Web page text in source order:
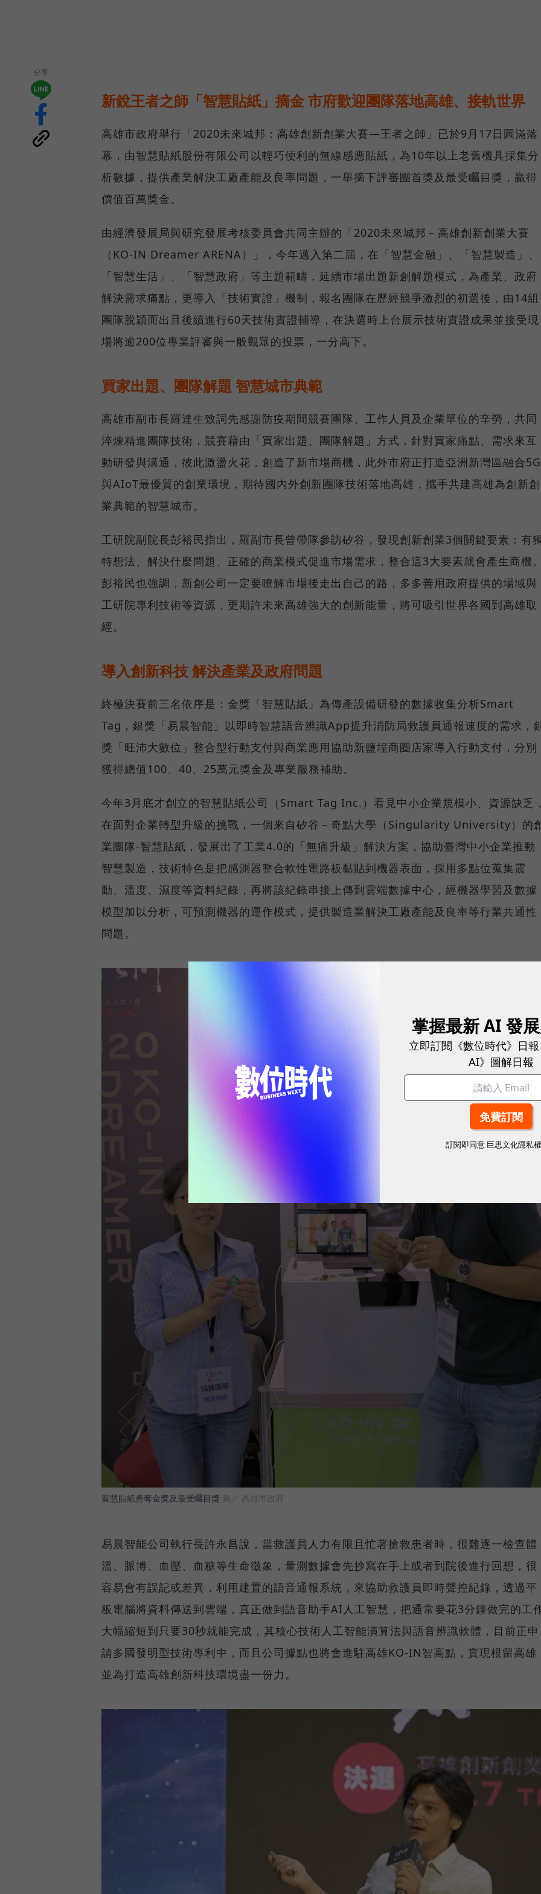
分享
新銳王者之師「智慧貼紙」摘金 市府歡迎團隊落地高雄、接軌世界
高雄市政府舉行「2020未來城邦：高雄創新創業大賽—王者之師」已於9月17日圓滿落
幕，由智慧貼紙股份有限公司以輕巧便利的無線感應貼紙，為10年以上老舊機具採集分
析數據，提供產業解決工廠產能及良率問題，一舉摘下評審團首獎及最受矚目獎，贏得
價值百萬獎金。
由經濟發展局與研究發展考核委員會共同主辦的「2020未來城邦－高雄創新創業大賽
（KO-IN Dreamer ARENA）」，今年邁入第二屆，在「智慧金融」、「智慧製造」、
「智慧生活」、「智慧政府」等主題範疇，延續市場出題新創解題模式，為產業、政府
解決需求痛點，更導入「技術實證」機制，報名團隊在歷經競爭激烈的初選後，由14組
團隊脫穎而出且後續進行60天技術實證輔導，在決選時上台展示技術實證成果並接受現
場將逾200位專業評審與一般觀眾的投票，一分高下。
買家出題、團隊解題 智慧城市典範
高雄市副市長羅達生致詞先感謝防疫期間競賽團隊、工作人員及企業單位的辛勞，共同
淬煉精進團隊技術，競賽藉由「買家出題、團隊解題」方式，針對買家痛點、需求來互
動研發與溝通，彼此激盪火花，創造了新市場商機，此外市府正打造亞洲新灣區融合5G
與AIoT最優質的創業環境，期待國內外創新團隊技術落地高雄，攜手共建高雄為創新創
業典範的智慧城市。
工研院副院長彭裕民指出，羅副市長曾帶隊參訪矽谷，發現創新創業3個關鍵要素：有
特想法、解決什麼問題、正確的商業模式促進市場需求，整合這3大要素就會產生商機
彭裕民也強調，新創公司一定要瞭解市場後走出自己的路，多多善用政府提供的場域與
工研院專利技術等資源，更期許未來高雄強大的創新能量，將可吸引世界各國到高雄取
經。
導入創新科技 解決產業及政府問題
終極決賽前三名依序是：金獎「智慧貼紙」為傳產設備研發的數據收集分析Smart
Tag，銀獎「易晨智能」以即時智慧語音辨識App提升消防局救護員通報速度的需求，
獎「旺沛大數位」整合型行動支付與商業應用協助新鹽埕商圈店家導入行動支付，分別
獲得總值100、40、25萬元獎金及專業服務補助。
今年3月底才創立的智慧貼紙公司（Smart Tag Inc.）看見中小企業規模小、資源缺乏
在面對企業轉型升級的挑戰，一個來自矽谷－奇點大學（Singularity University）的
業團隊-智慧貼紙，發展出了工業4.0的「無痛升級」解決方案，協助臺灣中小企業推動
智慧製造，技術特色是把感測器整合軟性電路板黏貼到機器表面，採用多點位蒐集震
動、溫度、濕度等資料紀錄，再將該紀錄串接上傳到雲端數據中心，經機器學習及數據
模型加以分析，可預測機器的運作模式，提供製造業解決工廠產能及良率等行業共通性
問題。
智慧貼紙勇奪金獎及最受矚目獎 圖／ 高雄市政府
易晨智能公司執行長許永昌說，當救護員人力有限且忙著搶救患者時，很難逐一檢查體
溫、脈博、血壓、血糖等生命徵象，量測數據會先抄寫在手上或者到院後進行回想，很
容易會有誤記或差異，利用建置的語音通報系統，來協助救護員即時聲控紀錄，透過平
板電腦將資料傳送到雲端，真正做到語音助手AI人工智慧，把通常要花3分鐘做完的工
大幅縮短到只要30秒就能完成，其核心技術人工智能演算法與語音辨識軟體，目前正申
請多國發明型技術專利中，而且公司據點也將會進駐高雄KO-IN智高點，實現根留高雄
並為打造高雄創新科技環境盡一份力。
掌握最新 AI 發
立即訂閱《數位時代》日
AI》圖解日報
訂閱即同意 巨思文化隱私